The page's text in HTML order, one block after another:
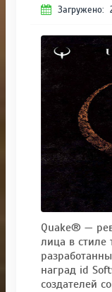
Загружено:
Quake® —
лица в стиле
наград id
создателей